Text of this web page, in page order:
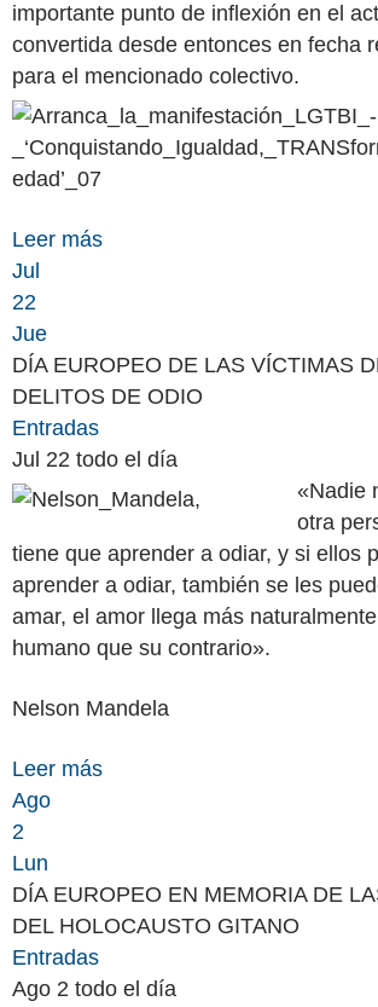
importante punto de inflexión en el
convertida desde entonces en fecha
para el mencionado colectivo.
Leer más
Jul
22
Jue
DÍA EUROPEO DE LAS VÍCTIMAS
DELITOS DE ODIO
Entradas
Jul 22 todo el día
«Nadie
otra
tiene que aprender a odiar, y si ellos
aprender a odiar, también se les
amar, el amor llega más
humano que su contrario».
Nelson Mandela
Leer más
Ago
2
Lun
DÍA EUROPEO EN MEMORIA DE
DEL HOLOCAUSTO GITANO
Entradas
Ago 2 todo el día